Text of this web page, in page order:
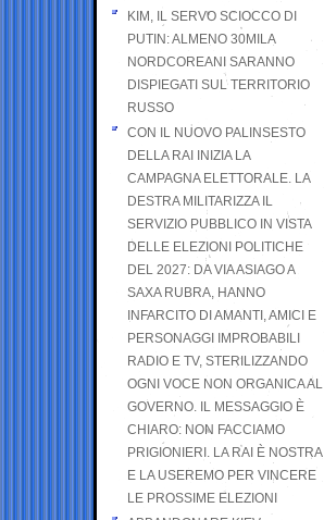
KIM, IL SERVO SCIOCCO DI
PUTIN: ALMENO 30MILA
NORDCOREANI SARANNO
DISPIEGATI SUL TERRITORIO
RUSSO
CON IL NUOVO PALINSESTO
DELLA RAI INIZIA LA
CAMPAGNA ELETTORALE. LA
DESTRA MILITARIZZA IL
SERVIZIO PUBBLICO IN VISTA
DELLE ELEZIONI POLITICHE
DEL 2027: DA VIA ASIAGO A
SAXA RUBRA, HANNO
INFARCITO DI AMANTI, AMICI E
PERSONAGGI IMPROBABILI
RADIO E TV, STERILIZZANDO
OGNI VOCE NON ORGANICA AL
GOVERNO. IL MESSAGGIO È
CHIARO: NON FACCIAMO
PRIGIONIERI. LA RAI È NOSTRA
E LA USEREMO PER VINCERE
LE PROSSIME ELEZIONI